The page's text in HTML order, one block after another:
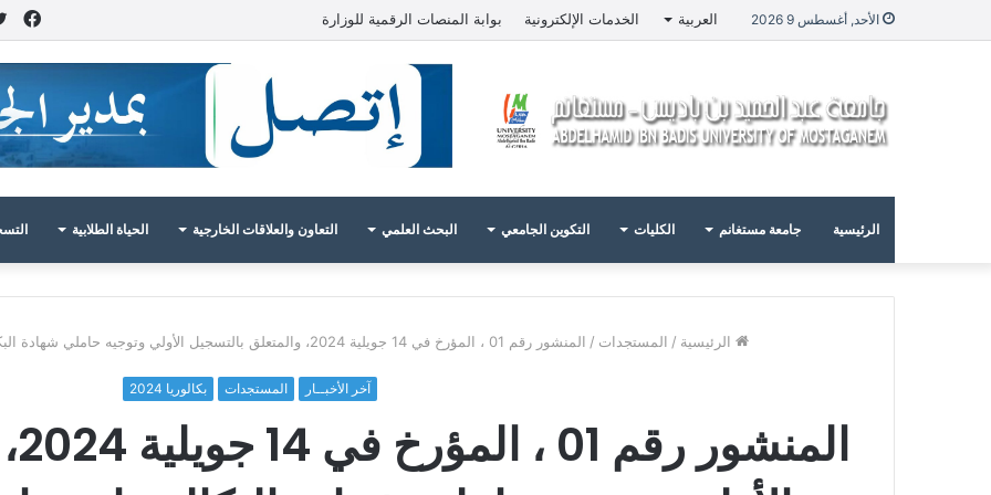
الأحد, أغسطس 9 2026 العربية الخدمات الإلكترونية بوابة المنصات الرقمية للوزارة
الرئيسية جامعة مستغانم الكليات التكوين الجامعي البحث العلمي التعاون والعلاقات الخارجية الحياة الطلابية
الرئيسية / المستجدات / المنشور رقم 01 ، المؤرخ في 14 جويلية 2024، والمتعلق بالتسجيل الأولي وتوجيه حاملي شهادة البكالوريا بعنوان السنة الجامعية 2024-2025
آخر الأخبــار المستجدات بكالوريا 2024